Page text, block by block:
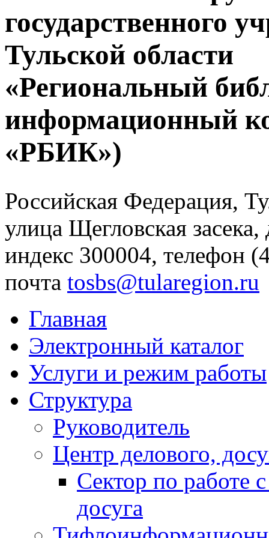
государственного
Тульской области
«Региональный
информационный
«РБИК»)
Российская Федерация,
улица Щегловская
индекс 300004, телефон
почта tosbs@tularegion.ru
Главная
Электронный каталог
Услуги и режим работы
Структура
Руководитель
Центр делового,
Сектор по работе
досуга